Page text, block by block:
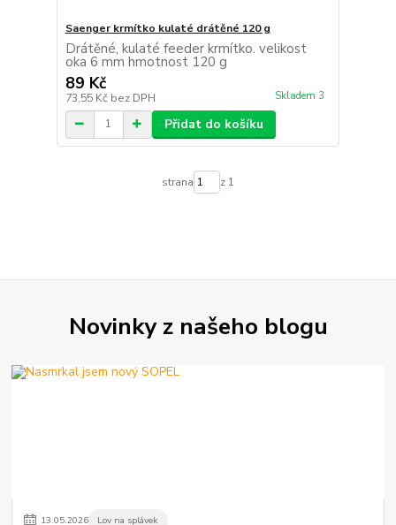
Saenger krmítko kulaté drátěné 120 g
Drátěné, kulaté feeder krmítko. velikost
oka 6 mm hmotnost 120 g
89 Kč
73,55 Kč bez DPH Skladem 3
Přidat do košíku
strana z 1
Novinky z našeho blogu
13.05.2026 Lov na splávek